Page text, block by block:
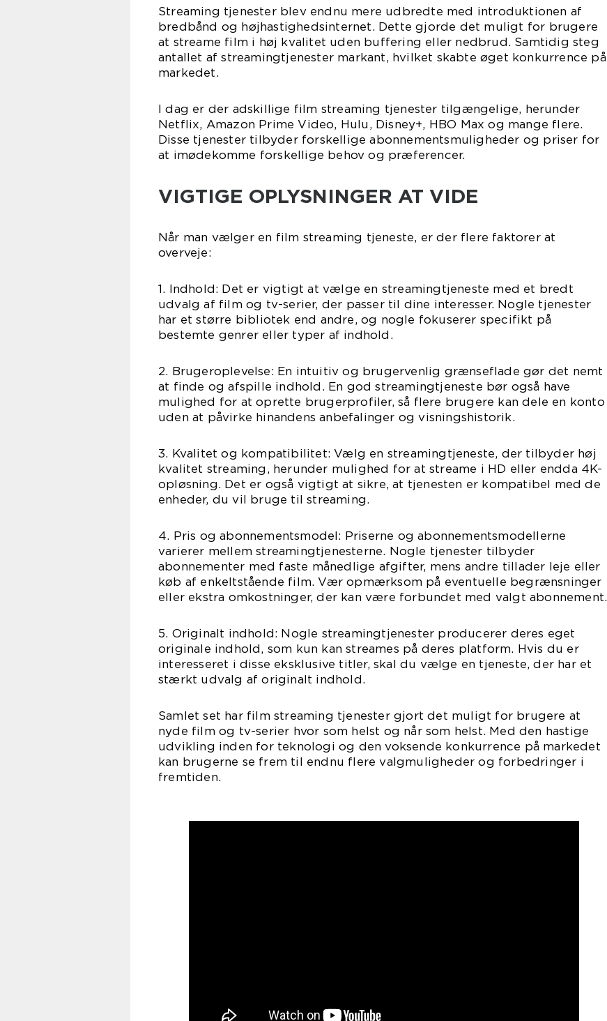
Streaming tjenester blev endnu mere udbredte med introduktionen af
bredbånd og højhastighedsinternet. Dette gjorde det muligt for brugere
at streame film i høj kvalitet uden buffering eller nedbrud. Samtidig steg
antallet af streamingtjenester markant, hvilket skabte øget konkurrence på
markedet.
I dag er der adskillige film streaming tjenester tilgængelige, herunder
Netflix, Amazon Prime Video, Hulu, Disney+, HBO Max og mange flere.
Disse tjenester tilbyder forskellige abonnementsmuligheder og priser for
at imødekomme forskellige behov og præferencer.
VIGTIGE OPLYSNINGER AT VIDE
Når man vælger en film streaming tjeneste, er der flere faktorer at
overveje:
1. Indhold: Det er vigtigt at vælge en streamingtjeneste med et bredt
udvalg af film og tv-serier, der passer til dine interesser. Nogle tjenester
har et større bibliotek end andre, og nogle fokuserer specifikt på
bestemte genrer eller typer af indhold.
2. Brugeroplevelse: En intuitiv og brugervenlig grænseflade gør det nemt
at finde og afspille indhold. En god streamingtjeneste bør også have
mulighed for at oprette brugerprofiler, så flere brugere kan dele en konto
uden at påvirke hinandens anbefalinger og visningshistorik.
3. Kvalitet og kompatibilitet: Vælg en streamingtjeneste, der tilbyder høj
kvalitet streaming, herunder mulighed for at streame i HD eller endda 4K-
opløsning. Det er også vigtigt at sikre, at tjenesten er kompatibel med de
enheder, du vil bruge til streaming.
4. Pris og abonnementsmodel: Priserne og abonnementsmodellerne
varierer mellem streamingtjenesterne. Nogle tjenester tilbyder
abonnementer med faste månedlige afgifter, mens andre tillader leje eller
køb af enkeltstående film. Vær opmærksom på eventuelle begrænsninger
eller ekstra omkostninger, der kan være forbundet med valgt abonnement.
5. Originalt indhold: Nogle streamingtjenester producerer deres eget
originale indhold, som kun kan streames på deres platform. Hvis du er
interesseret i disse eksklusive titler, skal du vælge en tjeneste, der har et
stærkt udvalg af originalt indhold.
Samlet set har film streaming tjenester gjort det muligt for brugere at
nyde film og tv-serier hvor som helst og når som helst. Med den hastige
udvikling inden for teknologi og den voksende konkurrence på markedet
kan brugerne se frem til endnu flere valgmuligheder og forbedringer i
fremtiden.